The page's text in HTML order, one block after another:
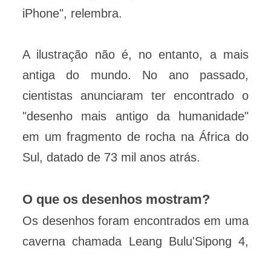
iPhone", relembra.
A ilustração não é, no entanto, a mais
antiga do mundo. No ano passado,
cientistas anunciaram ter encontrado o
"desenho mais antigo da humanidade"
em um fragmento de rocha na África do
Sul, datado de 73 mil anos atrás.
O que os desenhos mostram?
Os desenhos foram encontrados em uma
caverna chamada Leang Bulu'Sipong 4,